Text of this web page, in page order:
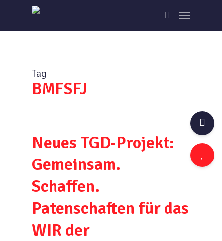
main
search
Menu
Tag
BMFSFJ
Neues TGD-Projekt:
Gemeinsam.
Schaffen.
Patenschaften für das
WIR der